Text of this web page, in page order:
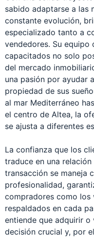
sabido adaptarse a las
constante evolución,
especializado tanto a
vendedores. Su equipo
capacitados no solo
del mercado
una pasión por ayudar
propiedad de sus
al mar Mediterráneo
el centro de Altea, la
se ajusta a diferentes
La confianza que los
traduce en una
transacción se maneja
profesionalidad,
compradores como los
respaldados en cada
entiende que adquirir o
decisión crucial y, por